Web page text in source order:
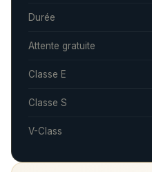
Durée
Attente gratuite
Classe E
Classe S
V-Class